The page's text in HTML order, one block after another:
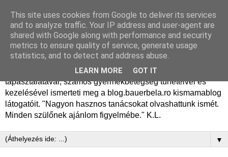
Dr. Bauer Béla Ph.D.
gyermekgyógyász
Dr. Bauer Béla Ph.D. gyermekgyógyász főorvos, 50 éves
tapasztalatával, számos gyermekbetegség tüneteivel és
kezelésével ismerteti meg a blog.bauerbela.ro kismamablog
látogatóit. "Nagyon hasznos tanácsokat olvashattunk ismét.
Minden szülőnek ajánlom figyelmébe." K.L.
▼
This site uses cookies from Google to deliver its services
and to analyze traffic. Your IP address and user-agent are
shared with Google along with performance and security
metrics to ensure quality of service, generate usage
statistics, and to detect and address abuse.
LEARN MORE GOT IT